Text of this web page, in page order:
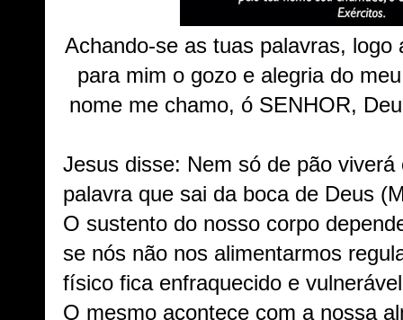
Achando-se as tuas palavras,
para mim o gozo e alegria do
nome me chamo, ó SENHOR,
Jesus disse: Nem só de pão
palavra que sai da boca de Deus
O sustento do nosso corpo
se nós não nos alimentarmos
físico fica enfraquecido e
O mesmo acontece com a nossa